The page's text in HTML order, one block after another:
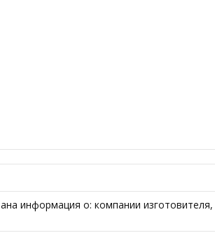
информация о: компании